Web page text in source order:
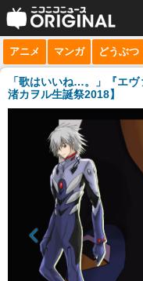
サービス一覧
niconico
生放送
ニュース
チャンネル
マンガ
ニコニコQ
アニメ マンガ どうぶつ
「歌はいいね…。」『エ
渚カヲル生誕祭2018】